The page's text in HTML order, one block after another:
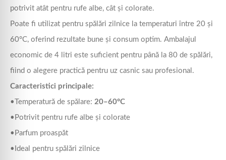
potrivit atât pentru rufe albe, cât și colorate.
Poate fi utilizat pentru spălări zilnice la temperaturi între 20 și
60°C, oferind rezultate bune și consum optim. Ambalajul
economic de 4 litri este suficient pentru până la 80 de spălări,
fiind o alegere practică pentru uz casnic sau profesional.
Caracteristici principale:
•Temperatură de spălare: 20–60°C
•Potrivit pentru rufe albe și colorate
•Parfum proaspăt
•Ideal pentru spălări zilnice